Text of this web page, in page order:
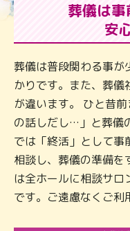
葬儀は
安
葬儀は普段関わる事が
かりです。また、葬
が違います。 ひと昔
の話しだし…」と葬儀
では「終活」として事
相談し、葬儀の準備を
は全ホールに相談サロ
です。ご遠慮なくご利